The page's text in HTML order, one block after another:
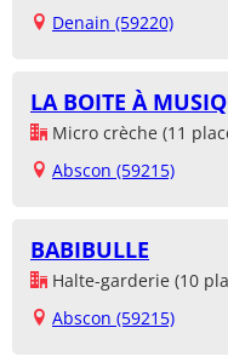
Denain (59220)
LA BOITE À
Micro crèche (11
Abscon (59215)
BABIBULLE
Halte-garderie (10
Abscon (59215)